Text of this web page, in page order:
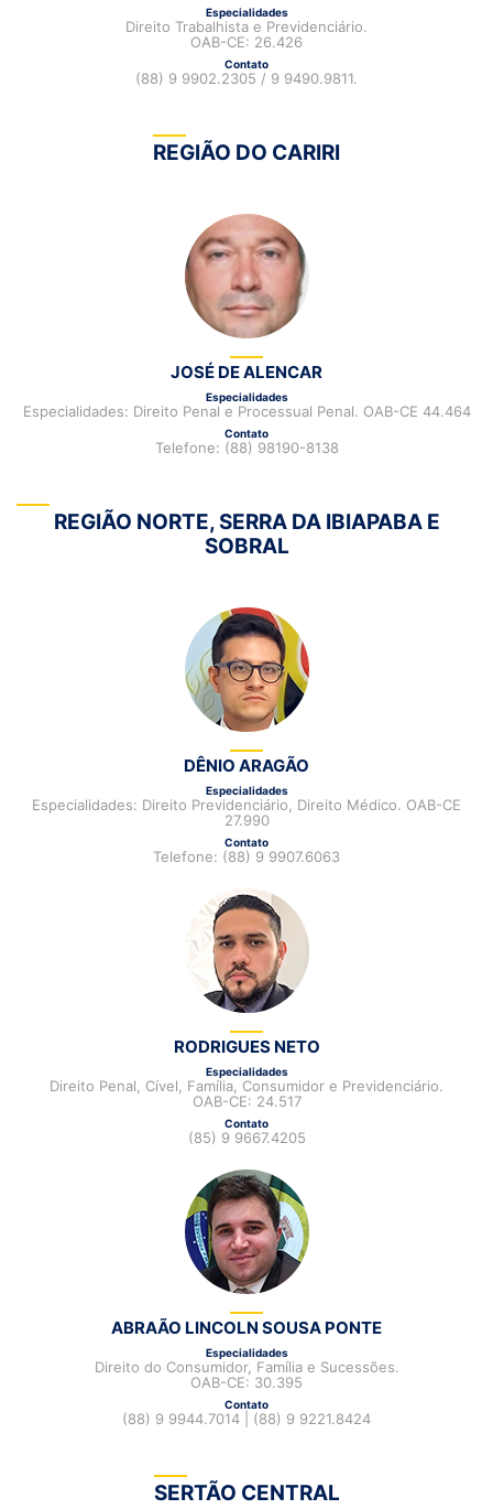
Especialidades
Direito Trabalhista e Previdenciário.
OAB-CE: 26.426
Contato
(88) 9 9902.2305 / 9 9490.9811.
REGIÃO DO CARIRI
JOSÉ DE ALENCAR
Especialidades
Especialidades: Direito Penal e Processual Penal. OAB-CE 44.464
Contato
Telefone: (88) 98190-8138
REGIÃO NORTE, SERRA DA IBIAPABA E
SOBRAL
DÊNIO ARAGÃO
Especialidades
Especialidades: Direito Previdenciário, Direito Médico. OAB-CE
27.990
Contato
Telefone: (88) 9 9907.6063
RODRIGUES NETO
Especialidades
Direito Penal, Cível, Família, Consumidor e Previdenciário.
OAB-CE: 24.517
Contato
(85) 9 9667.4205
ABRAÃO LINCOLN SOUSA PONTE
Especialidades
Direito do Consumidor, Família e Sucessões.
OAB-CE: 30.395
Contato
(88) 9 9944.7014 | (88) 9 9221.8424
SERTÃO CENTRAL